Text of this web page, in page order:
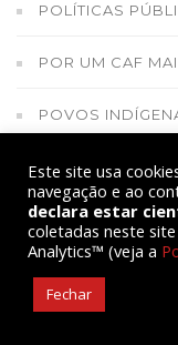
POLÍTICAS
POR UM CAF
POVOS
POVOS
PRÁTICAS
Este site usa
navegação e ao
declara estar
coletadas neste
Analytics™ (veja a
Fechar